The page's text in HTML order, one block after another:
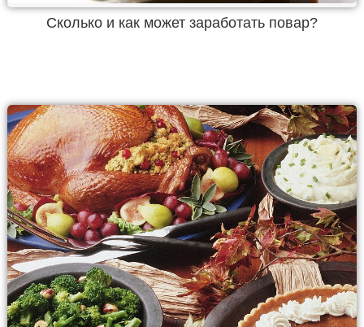
Сколько и как может заработать повар?